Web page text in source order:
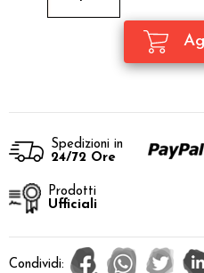
Spedizioni in
24/72 Ore
Prodotti
Ufficiali
Condividi: